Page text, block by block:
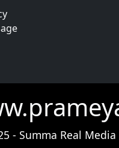
- Summa Real